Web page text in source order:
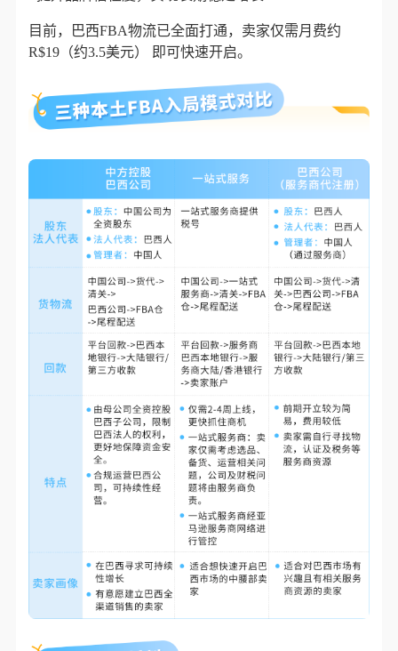
目前，巴西FBA物流已全面打通， 卖家仅需月费约
R$19（约3.5美元）
即可快速开启。